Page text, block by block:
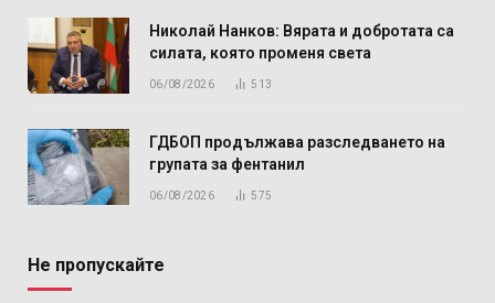
Николай Нанков: Вярата и добротата са
силата, която променя света
06/08/2026 513
ГДБОП продължава разследването на
групата за фентанил
06/08/2026 575
Не пропускайте